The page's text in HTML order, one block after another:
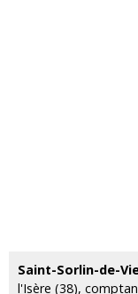
Saint-Sorlin-de-
l'Isère (38),